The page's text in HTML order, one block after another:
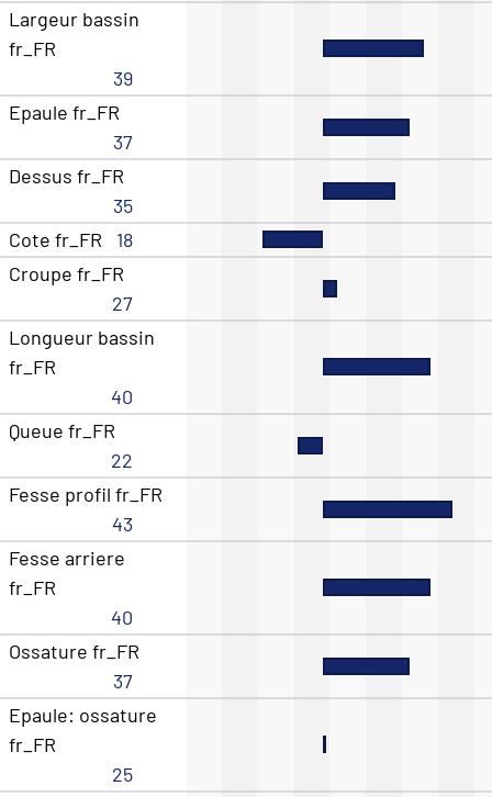
Largeur bassin
fr_FR
39
Epaule fr_FR
37
Dessus fr_FR
35
Cote fr_FR
18
Croupe fr_FR
27
Longueur bassin
fr_FR
40
Queue fr_FR
22
Fesse profil fr_FR
43
Fesse arriere
fr_FR
40
Ossature fr_FR
37
Epaule: ossature
fr_FR
25